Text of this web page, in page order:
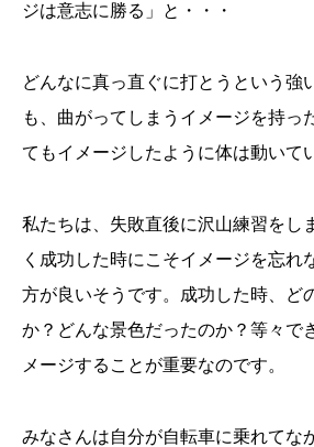
ジは意志に勝る」と・・・
どんなに真っ直ぐに打とうという強
も、曲がってしまうイメージを持っ
てもイメージしたように体は動いて
私たちは、失敗直後に沢山練習をし
く成功した時にこそイメージを忘れ
方が良いそうです。成功した時、ど
か？どんな景色だったのか？等々で
メージすることが重要なのです。
みなさんは自分が自転車に乗れてな